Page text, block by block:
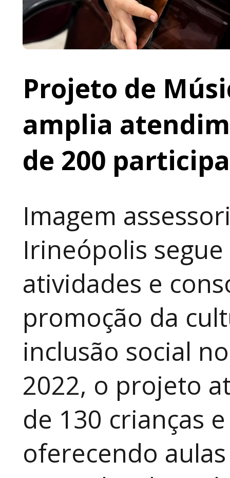
Projeto de
amplia
de 200
Imagem
Irineópolis
atividades e
promoção da
inclusão social
2022, o projeto
de 130 crianças
oferecendo